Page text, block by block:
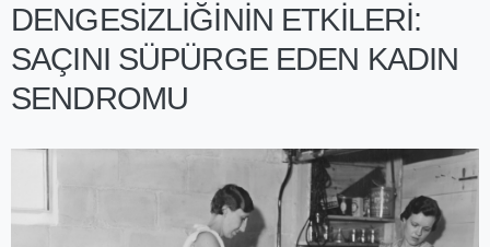
DENGESİZLİĞİNİN ETKİLERİ:
SAÇINI SÜPÜRGE EDEN KADIN
SENDROMU